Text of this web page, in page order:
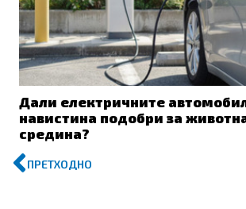
Дали електричните
навистина подобри за
средина?
Prev
ПРЕТХОДНО